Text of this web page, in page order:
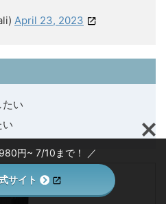
April 23, 2023
い
円~ 7/10まで！ ／
サイト